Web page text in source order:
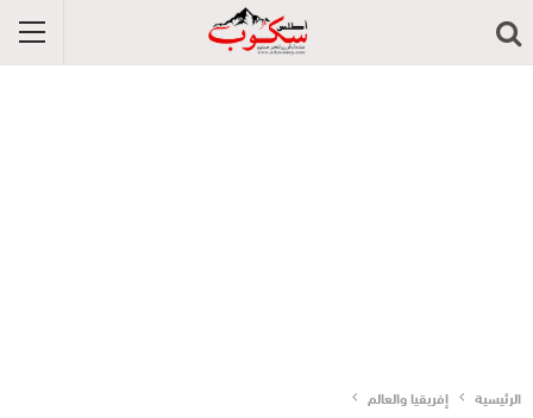
الرئيسية إفريقيا والعالم